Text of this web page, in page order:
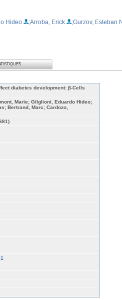
Hideo ;Arroba, Erick
;Gurzov, Esteban
diabetes development: β-Cells
Marie; Gilglioni, Eduardo Hideo;
Bertrand, Marc; Cardozo,